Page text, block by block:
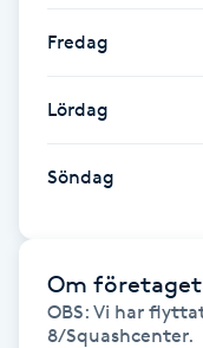
Funktionsanalys
Färgning
Föning
Gelenaglar
Fredag
Lördag
Söndag
Om företaget
OBS: Vi har
8/Squashcenter.